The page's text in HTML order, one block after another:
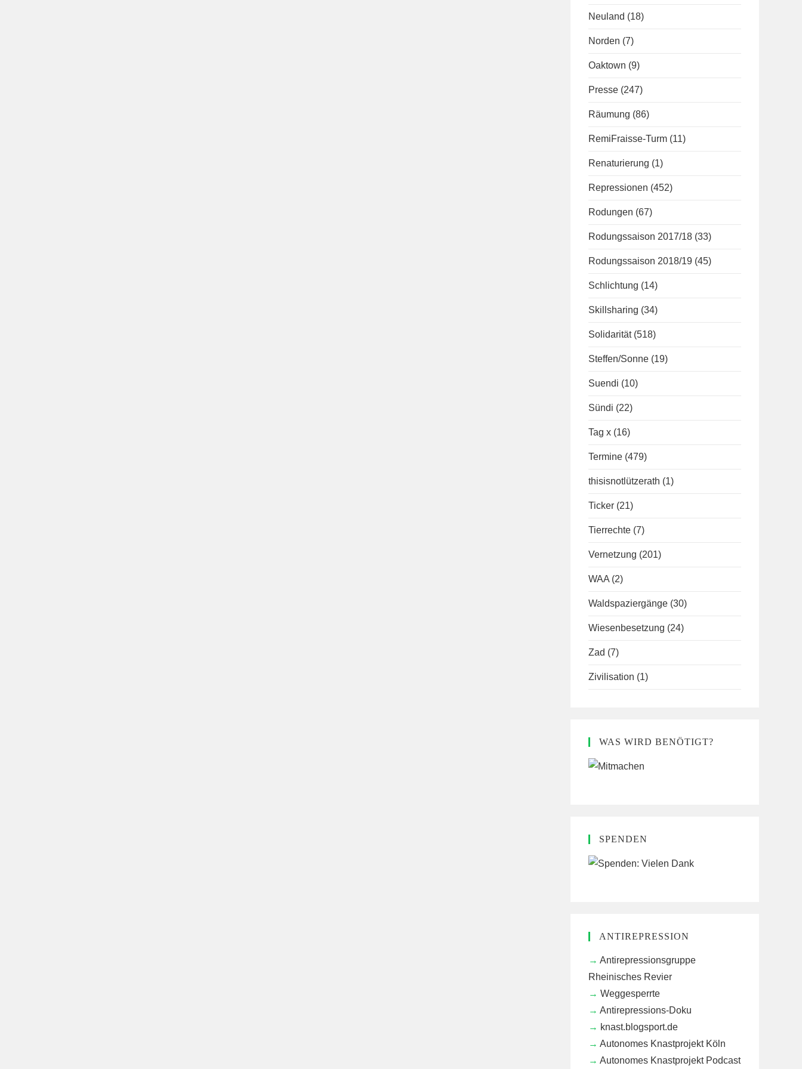
Neuland (18)
Norden (7)
Oaktown (9)
Presse (247)
Räumung (86)
RemiFraisse-Turm (11)
Renaturierung (1)
Repressionen (452)
Rodungen (67)
Rodungssaison 2017/18 (33)
Rodungssaison 2018/19 (45)
Schlichtung (14)
Skillsharing (34)
Solidarität (518)
Steffen/Sonne (19)
Suendi (10)
Sündi (22)
Tag x (16)
Termine (479)
thisisnotlützerath (1)
Ticker (21)
Tierrechte (7)
Vernetzung (201)
WAA (2)
Waldspaziergänge (30)
Wiesenbesetzung (24)
Zad (7)
Zivilisation (1)
WAS WIRD BENÖTIGT?
SPENDEN
ANTIREPRESSION
Antirepressionsgruppe
Rheinisches Revier
Weggesperrte
Antirepressions-Doku
knast.blogsport.de
Autonomes Knastprojekt Köln
Autonomes Knastprojekt Podcast